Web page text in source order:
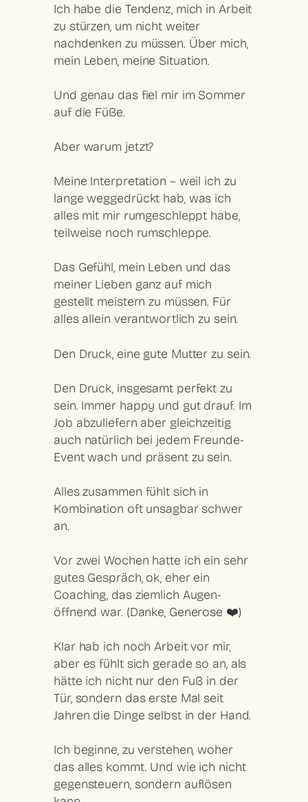
Ich habe die Tendenz, mich in Arbeit
zu stürzen, um nicht weiter
nachdenken zu müssen. Über mich,
mein Leben, meine Situation.
Und genau das fiel mir im Sommer
auf die Füße.
Aber warum jetzt?
Meine Interpretation – weil ich zu
lange weggedrückt hab, was ich
alles mit mir rumgeschleppt habe,
teilweise noch rumschleppe.
Das Gefühl, mein Leben und das
meiner Lieben ganz auf mich
gestellt meistern zu müssen. Für
alles allein verantwortlich zu sein.
Den Druck, eine gute Mutter zu sein.
Den Druck, insgesamt perfekt zu
sein. Immer happy und gut drauf. Im
Job abzuliefern aber gleichzeitig
auch natürlich bei jedem Freunde-
Event wach und präsent zu sein.
Alles zusammen fühlt sich in
Kombination oft unsagbar schwer
an.
Vor zwei Wochen hatte ich ein sehr
gutes Gespräch, ok, eher ein
Coaching, das ziemlich Augen-
öffnend war. (Danke, Generose ❤️)
Klar hab ich noch Arbeit vor mir,
aber es fühlt sich gerade so an, als
hätte ich nicht nur den Fuß in der
Tür, sondern das erste Mal seit
Jahren die Dinge selbst in der Hand.
Ich beginne, zu verstehen, woher
das alles kommt. Und wie ich nicht
gegensteuern, sondern auflösen